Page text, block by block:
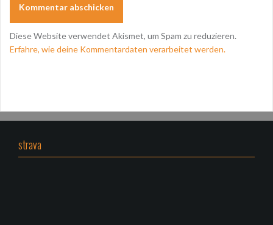
Diese Website verwendet Akismet, um Spam zu reduzieren.
Erfahre, wie deine Kommentardaten verarbeitet werden.
strava